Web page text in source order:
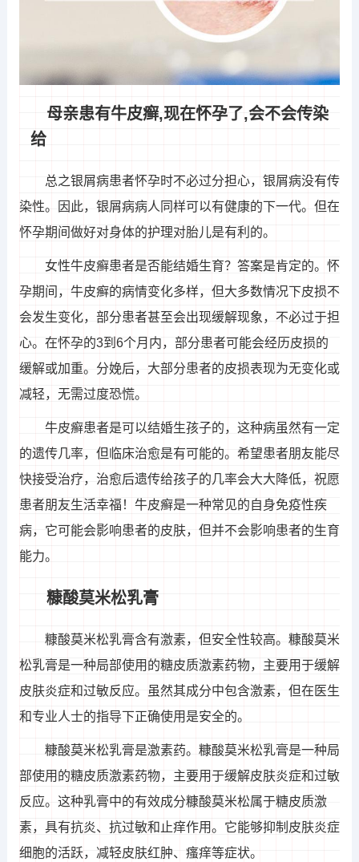
母亲患有牛皮癣,现在怀孕了,会不会传染
给
总之银屑病患者怀孕时不必过分担心，银屑病没有传
染性。因此，银屑病病人同样可以有健康的下一代。但在
怀孕期间做好对身体的护理对胎儿是有利的。
女性牛皮癣患者是否能结婚生育？答案是肯定的。怀
孕期间，牛皮癣的病情变化多样，但大多数情况下皮损不
会发生变化，部分患者甚至会出现缓解现象，不必过于担
心。在怀孕的3到6个月内，部分患者可能会经历皮损的
缓解或加重。分娩后，大部分患者的皮损表现为无变化或
减轻，无需过度恐慌。
牛皮癣患者是可以结婚生孩子的，这种病虽然有一定
的遗传几率，但临床治愈是有可能的。希望患者朋友能尽
快接受治疗，治愈后遗传给孩子的几率会大大降低，祝愿
患者朋友生活幸福！牛皮癣是一种常见的自身免疫性疾
病，它可能会影响患者的皮肤，但并不会影响患者的生育
能力。
糠酸莫米松乳膏
糠酸莫米松乳膏含有激素，但安全性较高。糠酸莫米
松乳膏是一种局部使用的糖皮质激素药物，主要用于缓解
皮肤炎症和过敏反应。虽然其成分中包含激素，但在医生
和专业人士的指导下正确使用是安全的。
糠酸莫米松乳膏是激素药。糠酸莫米松乳膏是一种局
部使用的糖皮质激素药物，主要用于缓解皮肤炎症和过敏
反应。这种乳膏中的有效成分糠酸莫米松属于糖皮质激
素，具有抗炎、抗过敏和止痒作用。它能够抑制皮肤炎症
细胞的活跃，减轻皮肤红肿、瘙痒等症状。